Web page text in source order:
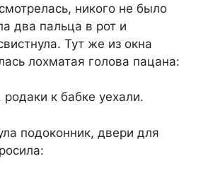
никого не было
два пальца в рот и
Тут же из окна
лохматая голова пацана:
к бабке уехали.
подоконник, двери для